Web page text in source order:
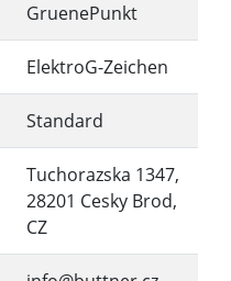
GruenePunkt
ElektroG-Zeichen
Standard
Tuchorazska 1347,
28201 Cesky Brod,
CZ